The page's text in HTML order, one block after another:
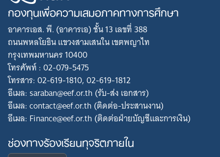
กองทุนเพื่อความเสมอภาคทางการศึกษา
อาคารเอส. พี. (อาคารเอ) ชั้น 13 เลขที่ 388
ถนนพหลโยธิน แขวงสามเสนใน เขตพญาไท
กรุงเทพมหานคร 10400
โทรศัพท์ : 02-079-5475
โทรสาร: 02-619-1810, 02-619-1812
อีเมล: saraban@eef.or.th (รับ-ส่ง เอกสาร)
อีเมล: contact@eef.or.th (ติดต่อ-ประสานงาน)
อีเมล: Finance@eef.or.th (ติดต่อฝ่ายบัญชีและการเงิน)
ช่องทางร้องเรียนทุจริตภายใน